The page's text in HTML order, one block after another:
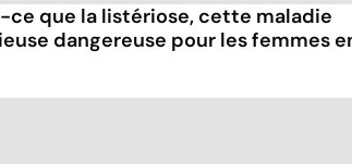
ce que la listériose, cette maladie
dangereuse pour les femmes